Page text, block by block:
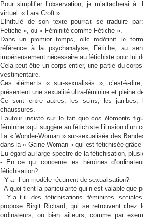
Pour simplifier l’observation, je m’attacherai à.
virtuel: « Lara Croft »
L’intitulé de son texte pourrait se traduire
Fétiche », ou « Féminité comme Fétiche ».
Dans un premier temps, elle redéfinit le
référence à la psychanalyse, Fétiche, au
impérieusement nécessaire au fétichiste pour lui
Cela peut être un corps entier, une partie du
vestimentaire.
Ces éléments « sur-sexualisés », c’est-à-
présentent une sexualité ultra-féminine et pleine
Ce sont entre autres: les seins, les
chaussures.
L’auteur insiste sur le fait que ces éléments
féminine »qui suggère au fétichiste l’illusion d’un
La « Wonder-Woman » sur-sexualisée des
dans la « Gaine-Woman » qui est fétichisée
Eu égard au large spectre de la fétichisation,
- En ce qui concerne les héroïnes
fétichisation?
- Y-a -il un modèle récurrent de sexualisation?
- A quoi tient la particularité qui n’est valable que
- Y-a t-il des fétichisations féminines
propose Birgit Richard, qui se retrouvent chez
ordinateurs, ou bien ailleurs, comme par